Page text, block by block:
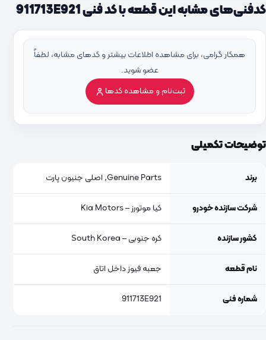
کدفنی‌های مشابه این قطعه با کد فنی 911713E921
همکار گرامی، برای مشاهده اطلاعات بیشتر و کدهای مشابه، لطفاً
عضو شوید.
ثبت‌نام و مشاهده کدها
توضیحات تکمیلی
برند Genuine Parts, اصلی جنیون پارت
شرکت سازنده خودرو کیا موتورز – Kia Motors
کشور سازنده کره جنوبی – South Korea
نام قطعه جعبه فیوز داخل اتاق
شماره فنی 911713E921